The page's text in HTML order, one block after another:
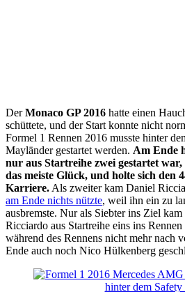
DerMonaco GP 2016 hatte einen
schüttete, und der Start konnte nicht
Formel 1 Rennen 2016 musste hinter
Mayländer gestartet werden. Am Ende
nur aus Startreihe zwei gestartet
das meiste Glück, und holte sich den
Karriere. Als zweiter kam Daniel
am Ende nichts nützte, weil ihn ein zu
ausbremste. Nur als Siebter ins Ziel
Ricciardo aus Startreihe eins ins
während des Rennens nicht mehr nach
Ende auch noch Nico Hülkenberg